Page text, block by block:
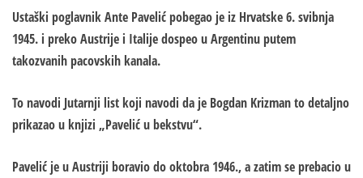
Ustaški poglavnik Ante Pavelić pobegao je iz Hrvatske 6. svibnja
1945. i preko Austrije i Italije dospeo u Argentinu putem
takozvanih pacovskih kanala.
To navodi Jutarnji list koji navodi da je Bogdan Krizman to detaljno
prikazao u knjizi „Pavelić u bekstvu“.
Pavelić je u Austriji boravio do oktobra 1946., a zatim se prebacio u